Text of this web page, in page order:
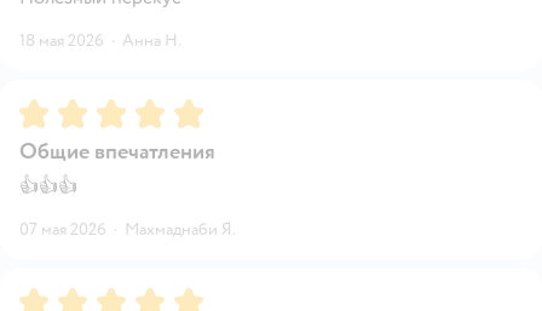
18 мая 2026 · Анна Н.
Рейтинг:5
Общие впечатления
👍👍👍
07 мая 2026 · Махмаднаби Я.
Рейтинг:5